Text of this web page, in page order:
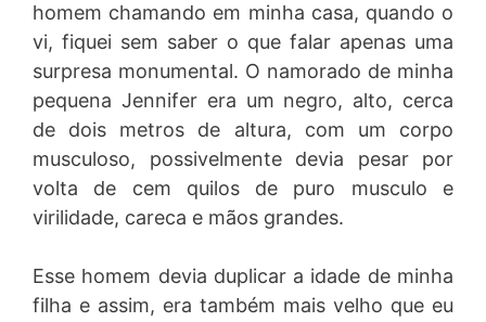
homem chamando em minha casa, quando o
vi, fiquei sem saber o que falar apenas uma
surpresa monumental. O namorado de minha
pequena Jennifer era um negro, alto, cerca
de dois metros de altura, com um corpo
musculoso, possivelmente devia pesar por
volta de cem quilos de puro musculo e
virilidade, careca e mãos grandes.
Esse homem devia duplicar a idade de minha
filha e assim, era também mais velho que eu